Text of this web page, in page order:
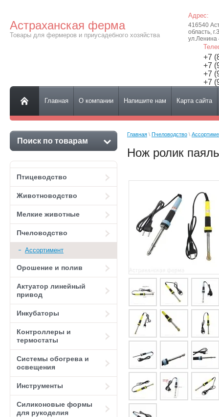
Астраханская ферма
Товары для фермеров и приусадебного хозяйства
Адрес:
416540
область,
ул.Ленина
+7
+7
+7
+7
Главная О компании Напишите нам Карта сайта
Поиск по товарам
Птицеводство
Животноводство
Мелкие животные
Пчеловодство
Ассортимент
Орошение и полив
Актуатор линейный
привод
Инкубаторы
Контроллеры и
термостаты
Системы обогрева и
освещения
Инструменты
Силиконовые формы
для рукоделия
Главная \ Пчеловодство \
Нож ролик